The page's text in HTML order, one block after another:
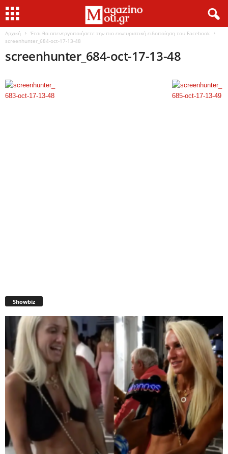
Αρχική
Έτσι θα απενεργοποιήσετε την πιο εκνευριστική ειδοποίηση του Facebook
screenhunter_684-oct-17-13-48
screenhunter_684-oct-17-13-48
Showbiz